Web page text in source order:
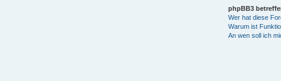
phpBB3
Wer hat diese
Warum ist
An wen soll ich